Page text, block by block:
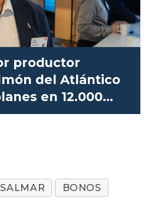
productor
del Atlántico
en 12.000
SALMAR
BONOS